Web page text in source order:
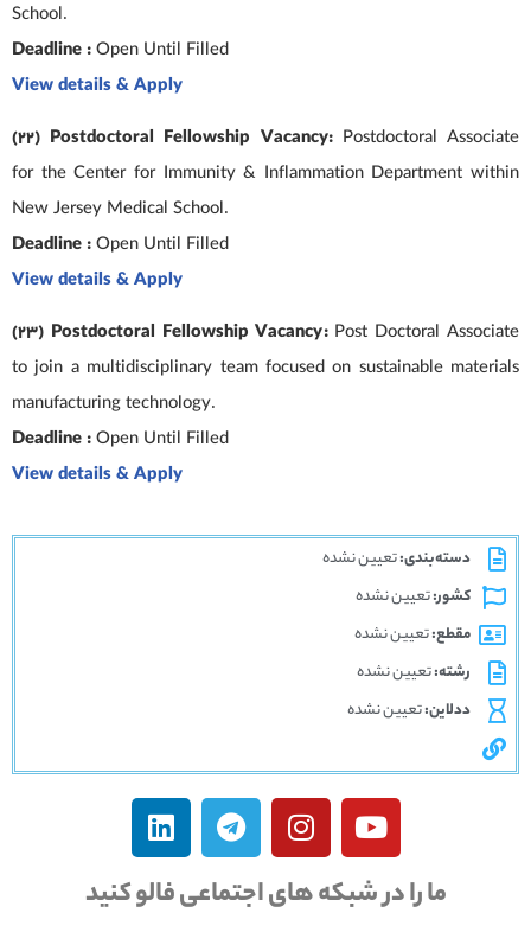
School.
Deadline :Open Until Filled
View details & Apply
(22) Postdoctoral Fellowship Vacancy:Postdoctoral Associate
for the Center for Immunity & Inflammation Department within
New Jersey Medical School.
Deadline :Open Until Filled
View details & Apply
(23) Postdoctoral Fellowship Vacancy:Post Doctoral Associate
to join a multidisciplinary team focused on sustainable materials
manufacturing technology.
Deadline :Open Until Filled
View details & Apply
دسته‌بندی:تعیین نشده
کشور:تعیین نشده
مقطع:تعیین نشده
رشته:تعیین نشده
ددلاین:تعیین نشده
ما را در شبکه های اجتماعی فالو کنید